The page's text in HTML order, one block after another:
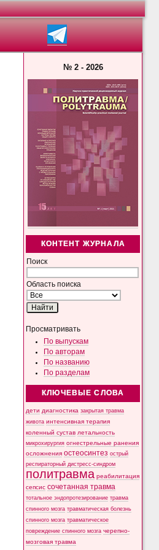
№ 2 - 2026
КОНТЕНТ ЖУРНАЛА
Поиск
Область поиска
Просматривать
По выпускам
По авторам
По названию
По разделам
КЛЮЧЕВЫЕ СЛОВА
дети диагностика закрытая травма
живота интенсивная терапия
коленный сустав летальность
микрохирургия огнестрельные ранения
осложнения остеосинтез острый
респираторный дистресс-синдром
политравма реабилитация
сепсис сочетанная травма
тотальное эндопротезирование травма
спинного мозга травматическая болезнь
спинного мозга травматическое
повреждение спинного мозга черепно-
мозговая травма